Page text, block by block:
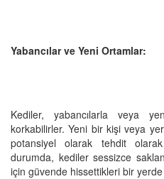
Yabancılar ve Yeni Ortamlar:
Kediler, yabancılarla veya
korkabilirler. Yeni bir kişi veya
potansiyel olarak tehdit
durumda, kediler sessizce
için güvende hissettikleri bir